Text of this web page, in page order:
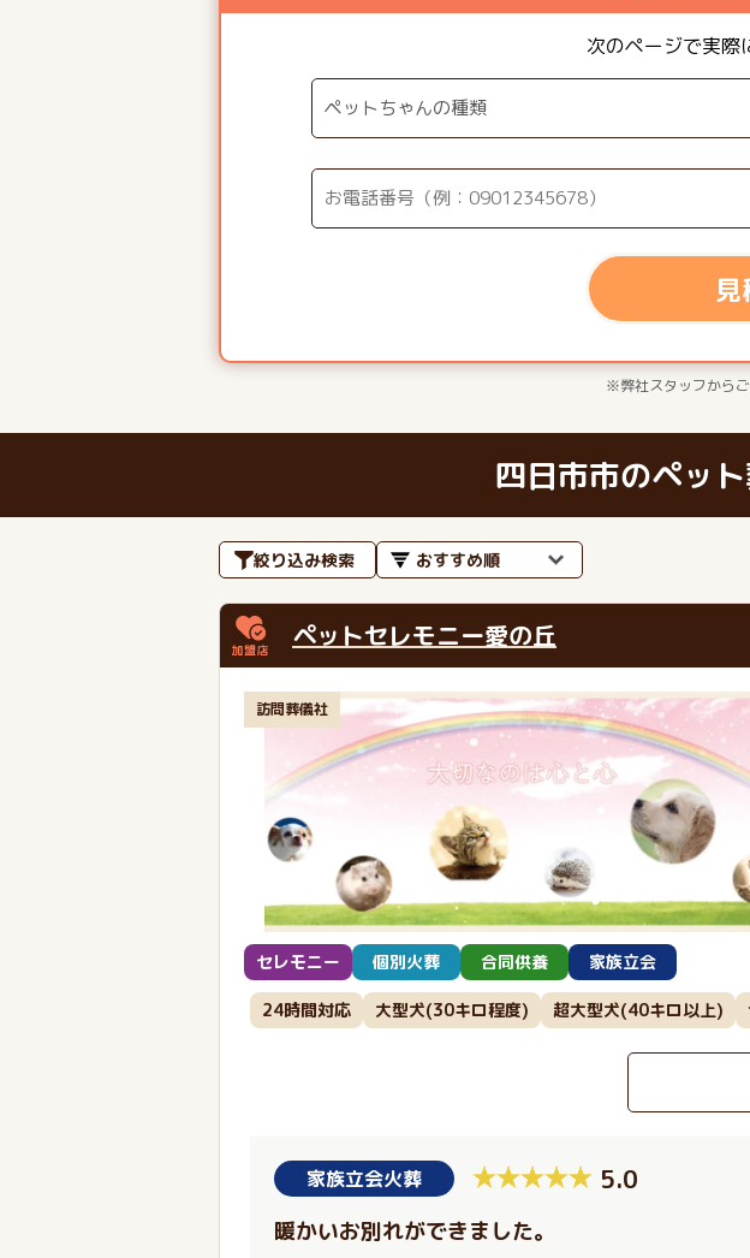
次のページで実際
※弊社スタッフからご
四日市市のペッ
絞り込み検索
ペットセレモニー愛の丘
訪問葬儀社
セレモニー 個別火葬 合同供養 家族立会
24時間対応 大型犬(30キロ程度) 超大型犬(40キロ以上)
家族立会火葬 5.0
暖かいお別れができました。